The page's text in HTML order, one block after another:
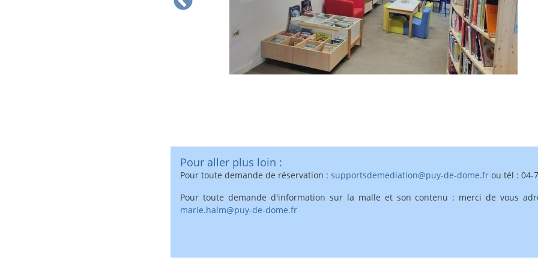
Pour aller plus loin :
Pour toute demande de réservation : supportsdemediation@puy-de-dome.fr ou tél : 04-
Pour toute demande d'information sur la malle et son contenu : merci de vous
marie.halm@puy-de-dome.fr